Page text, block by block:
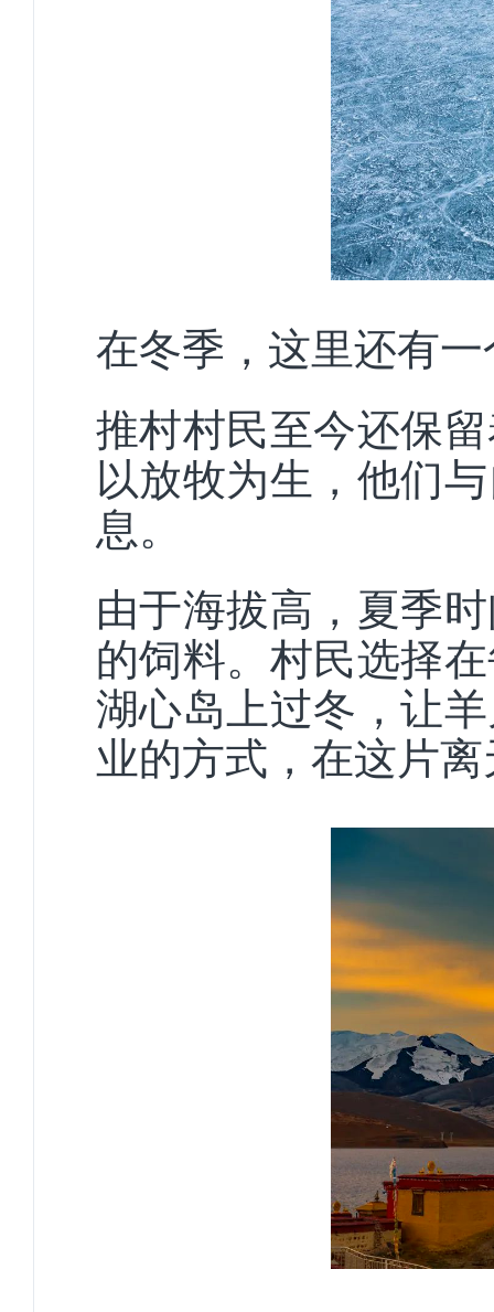
在冬季，这里还有
推村村民至今还保
以放牧为生，他们
息。
由于海拔高，夏季
的饲料。村民选择
湖心岛上过冬，让
业的方式，在这片